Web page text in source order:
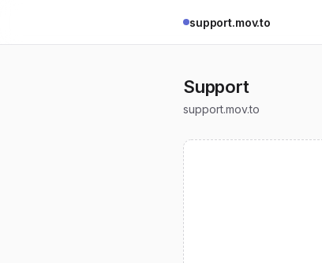
support.mov.to
Support
support.mov.to